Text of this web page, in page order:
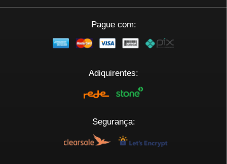
Pague com:
Adiquirentes:
Segurança: